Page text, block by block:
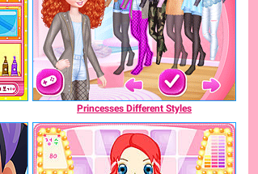
Princesses Different Styles